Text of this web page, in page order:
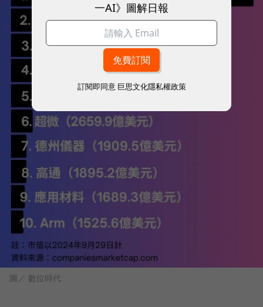
圖／ 數位時代
一AI》圖解日報
訂閱即同意 巨思文化隱私權政策